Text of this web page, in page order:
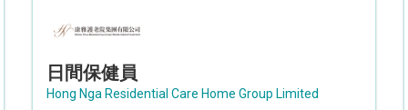
日間保健員
Hong Nga Residential Care Home Group Limited